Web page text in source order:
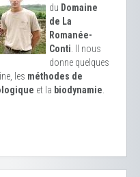
du Domaine
de La
Romanée-
Conti . Il nous
donne quelques
les méthodes de
et la biodynamie